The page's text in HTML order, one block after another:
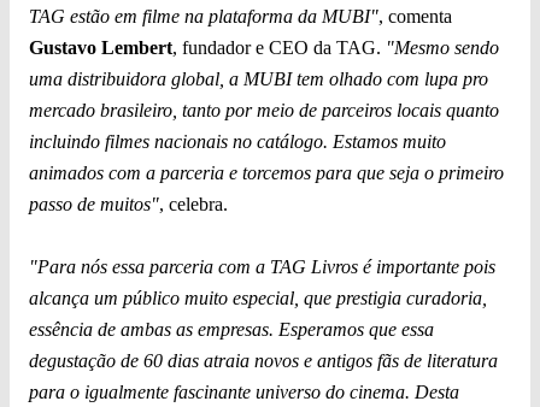
TAG estão em filme na plataforma da MUBI", comenta
Gustavo Lembert, fundador e CEO da TAG. "Mesmo sendo
uma distribuidora global, a MUBI tem olhado com lupa pro
mercado brasileiro, tanto por meio de parceiros locais quanto
incluindo filmes nacionais no catálogo. Estamos muito
animados com a parceria e torcemos para que seja o primeiro
passo de muitos", celebra.
"Para nós essa parceria com a TAG Livros é importante pois
alcança um público muito especial, que prestigia curadoria,
essência de ambas as empresas. Esperamos que essa
degustação de 60 dias atraia novos e antigos fãs de literatura
para o igualmente fascinante universo do cinema. Desta